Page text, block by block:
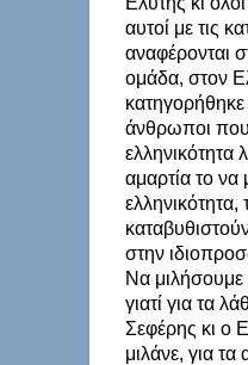
αυτοί με τις
αναφέρονται
ομάδα, στον
κατηγορήθηκε
άνθρωποι που
ελληνικότητα
αμαρτία το να
ελληνικότητα,
στην
Να μιλήσουμε
γιατί για τα
Σεφέρης κι ο
μιλάνε, για τα